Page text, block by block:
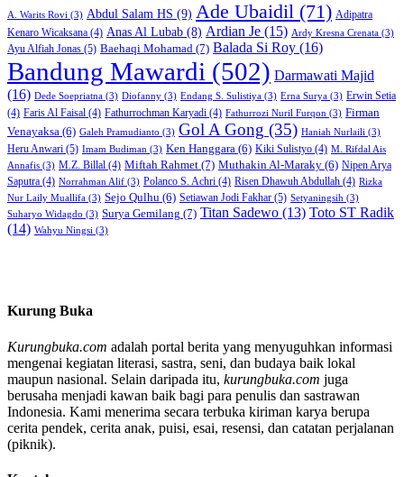
A. Warits Rovi (3) Abdul Salam HS (9) Ade Ubaidil (71) Adipatra
Kenaro Wicaksana (4) Anas Al Lubab (8) Ardian Je (15) Ardy Kresna Crenata (3)
Ayu Alfiah Jonas (5) Baehaqi Mohamad (7) Balada Si Roy (16)
Bandung Mawardi (502) Darmawati Majid
(16) Dede Soepriatna (3) Diofanny (3) Endang S. Sulistiya (3) Erna Surya (3) Erwin Setia
(4) Faris Al Faisal (4) Fathurrochman Karyadi (4) Fathurrozi Nuril Furqon (3) Firman
Venayaksa (6) Galeh Pramudianto (3) Gol A Gong (35) Haniah Nurlaili (3)
Heru Anwari (5) Imam Budiman (3) Ken Hanggara (6) Kiki Sulistyo (4) M. Rifdal Ais
Annafis (3) M.Z. Billal (4) Miftah Rahmet (7) Muthakin Al-Maraky (6) Nipen Arya
Saputra (4) Norrahman Alif (3) Polanco S. Achri (4) Risen Dhawuh Abdullah (4) Rizka
Nur Laily Muallifa (3) Sejo Qulhu (6) Setiawan Jodi Fakhar (5) Setyaningsih (3)
Suharyo Widagdo (3) Surya Gemilang (7) Titan Sadewo (13) Toto ST Radik
(14) Wahyu Ningsi (3)
Kurung Buka
Kurungbuka.com adalah portal berita yang menyuguhkan informasi
mengenai kegiatan literasi, sastra, seni, dan budaya baik lokal
maupun nasional. Selain daripada itu, kurungbuka.com juga
berusaha menjadi kawan baik bagi para penulis dan sastrawan
Indonesia. Kami menerima secara terbuka kiriman karya berupa
cerita pendek, cerita anak, puisi, esai, resensi, dan catatan perjalanan
(piknik).